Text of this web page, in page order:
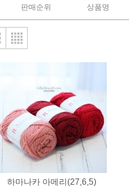
판매순위 상품명
하마나카 아메리(27,6,5)